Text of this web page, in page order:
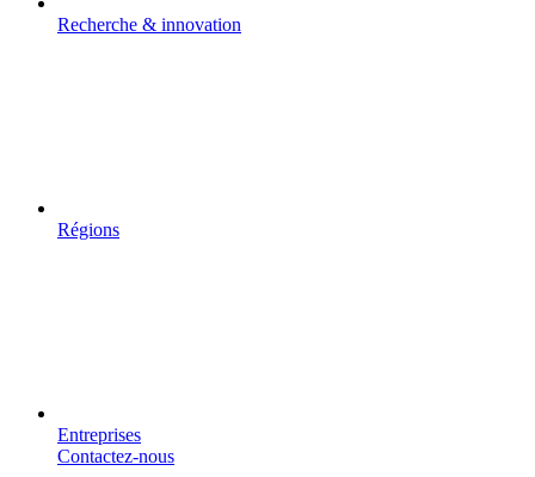
Recherche & innovation
Régions
Entreprises
Contactez-nous